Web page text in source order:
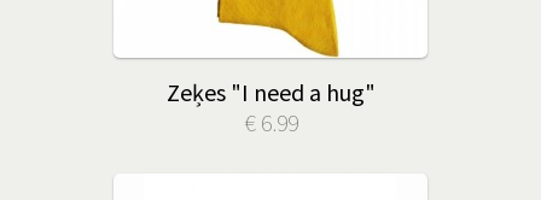
Zeķes "I need a hug"
€ 6.99